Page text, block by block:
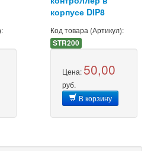
корпусе DIP8
Код товара (Артикул):
STR200
Цена: 50,00
руб.
В корзину